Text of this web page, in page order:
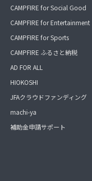
CAMPFIRE for Social Good
CAMPFIRE for Entertainment
CAMPFIRE for Sports
CAMPFIRE ふるさと納税
AD FOR ALL
HIOKOSHI
JFAクラウドファンディング
machi-ya
補助金申請サポート